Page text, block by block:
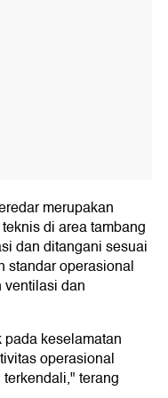
merupakan
di area tambang
dan ditangani sesuai
standar operasional
ventilasi dan
keselamatan
operasional
terang